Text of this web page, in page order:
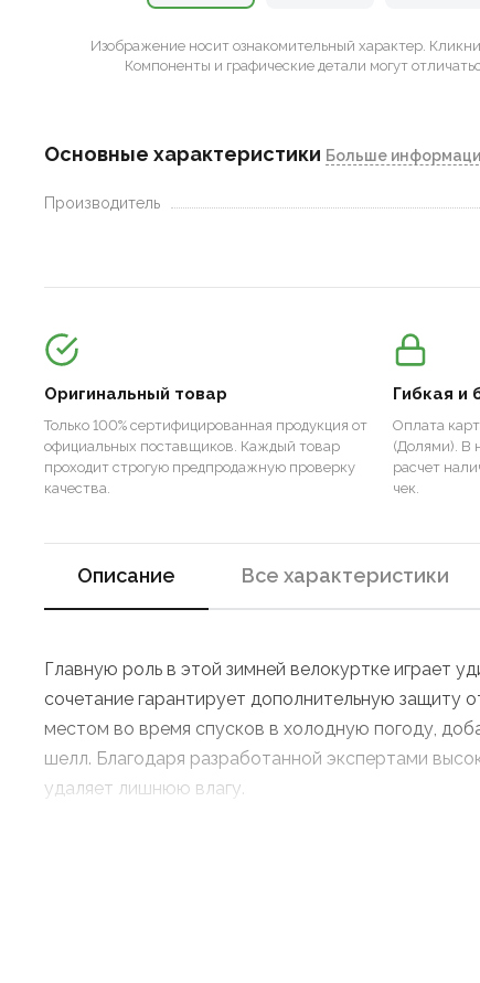
Изображение носит ознакомительный характер.
Компоненты и графические детали могут
Основные характеристики Больше
Производитель
Оригинальный товар
Только 100% сертифицированная продукция от
официальных поставщиков. Каждый товар
проходит строгую предпродажную проверку
качества.
Гибкая и
Оплата
(Долями). В
расчет
чек.
Описание Все характеристики
Главную роль в этой зимней велокуртке играет
сочетание гарантирует дополнительную защиту
местом во время спусков в холодную погоду,
шелл. Благодаря разработанной экспертами
удаляет лишнюю влагу.